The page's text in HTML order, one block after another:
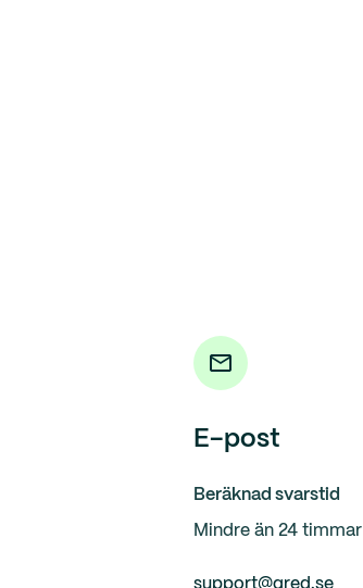
E-post
Beräknad svarstid
Mindre än 24 timmar
support@qred.se